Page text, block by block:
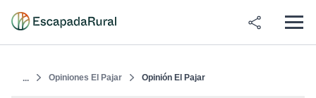
... Opiniones El Pajar Opinión El Pajar